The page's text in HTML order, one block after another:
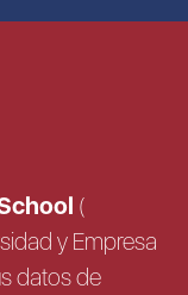
(
y Empresa
datos de